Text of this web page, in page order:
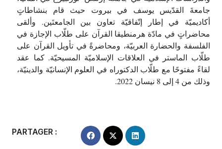
جامعةَ القدّيس يوسف في بيروت حيث قام بنشاطاتٍ
أكاديميّة في إطار إتّفاقيّة تعاون بين الجامعتَين. وألقى
محاضراتٍ في مادّة هرمنطيقا القرآن على طلّاب الإجازة في
الفلسفة والحضارة العربيّة، ومحاضرةً في تأويل القرآن على
طلّاب الماستر في العلاقات الإسلاميّة المسيحيّة. كما عقد
لقاءً مفتوحًا مع طلّاب الدكتوراه في العلوم الإنسانيّة والدينيّة،
وذلك من 4 إلى 8 نيسان 2022.
PARTAGER :